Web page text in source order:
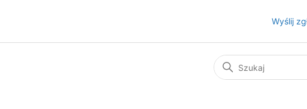
Wyślij